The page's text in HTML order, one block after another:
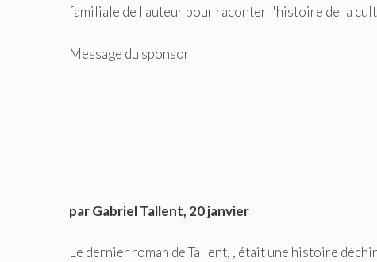
familiale de l'auteur pour raconter l'histoire de la
Message du sponsor
par Gabriel Tallent, 20 janvier
Le dernier roman de Tallent, , était une histoire